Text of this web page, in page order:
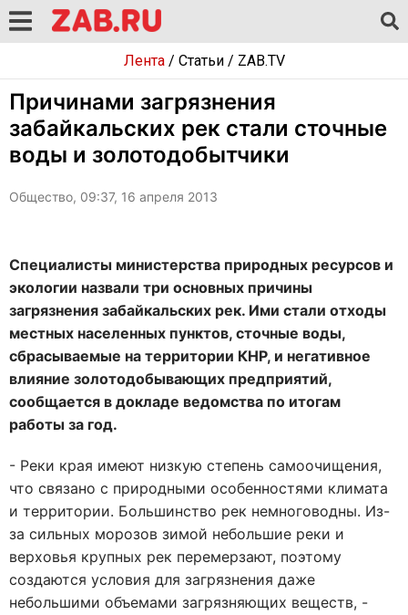
Лента/ Статьи/ ZAB.TV
Причинами загрязнения
забайкальских рек стали сточные
воды и золотодобытчики
Общество, 09:37, 16 апреля 2013
Специалисты министерства природных ресурсов и
экологии назвали три основных причины
загрязнения забайкальских рек. Ими стали отходы
местных населенных пунктов, сточные воды,
сбрасываемые на территории КНР, и негативное
влияние золотодобывающих предприятий,
сообщается в докладе ведомства по итогам
работы за год.
- Реки края имеют низкую степень самоочищения,
что связано с природными особенностями климата
и территории. Большинство рек немноговодны. Из-
за сильных морозов зимой небольшие реки и
верховья крупных рек перемерзают, поэтому
создаются условия для загрязнения даже
небольшими объемами загрязняющих веществ, -